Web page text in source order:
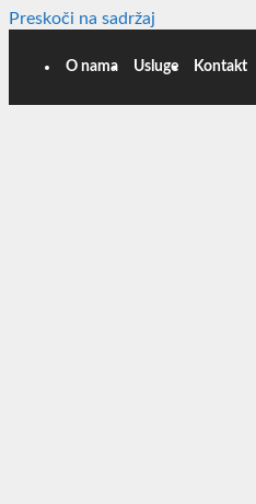
Preskoči na sadržaj
O nama Usluge Kontakt